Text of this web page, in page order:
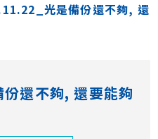
光是備份還不夠, 還
還不夠, 還要能夠